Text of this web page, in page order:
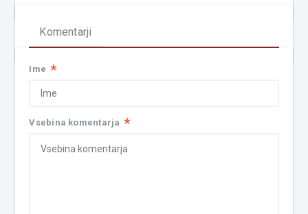
Komentarji
Ime *
Vsebina komentarja *